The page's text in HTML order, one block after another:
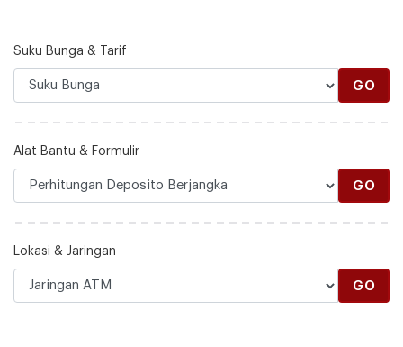
Suku Bunga & Tarif
GO
Alat Bantu & Formulir
GO
Lokasi & Jaringan
GO